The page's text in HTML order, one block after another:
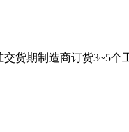
交货期制造商订货3~5个